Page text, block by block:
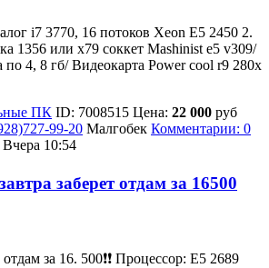
i7 3770, 16 потоков Xeon E5 2450 2.
1356 или х79 соккет Mashinist e5 v309/
4, 8 гб/ Видеокарта Power cool r9 280x
ПК ID: 7008515 Цена: 22 000 руб
99-20 Малгобек Комментарии: 0
Вчера 10:54
завтра заберет отдам за 16500
отдам за 16. 500❗❗ Процессор: E5 2689